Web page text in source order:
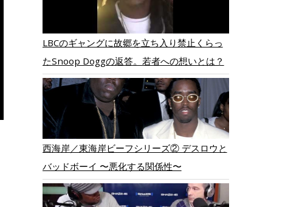
LBCのギャングに故郷を立ち入り禁止くらっ
たSnoop Doggの返答。若者への想いとは？
西海岸／東海岸ビーフシリーズ② デスロウと
バッドボーイ 〜悪化する関係性〜